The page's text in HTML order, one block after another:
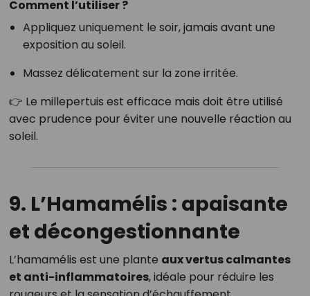
Comment l’utiliser ?
Appliquez uniquement le soir, jamais avant une
exposition au soleil.
Massez délicatement sur la zone irritée.
👉 Le millepertuis est efficace mais doit être utilisé
avec prudence pour éviter une nouvelle réaction au
soleil.
9. L’Hamamélis : apaisante
et décongestionnante
L’hamamélis est une plante aux vertus calmantes
et anti-inflammatoires, idéale pour réduire les